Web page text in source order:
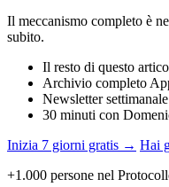
Il meccanismo completo è
subito.
Il resto di questo
Archivio completo
Newsletter
30 minuti con
Inizia 7 giorni gratis → Hai
+1.000 persone nel